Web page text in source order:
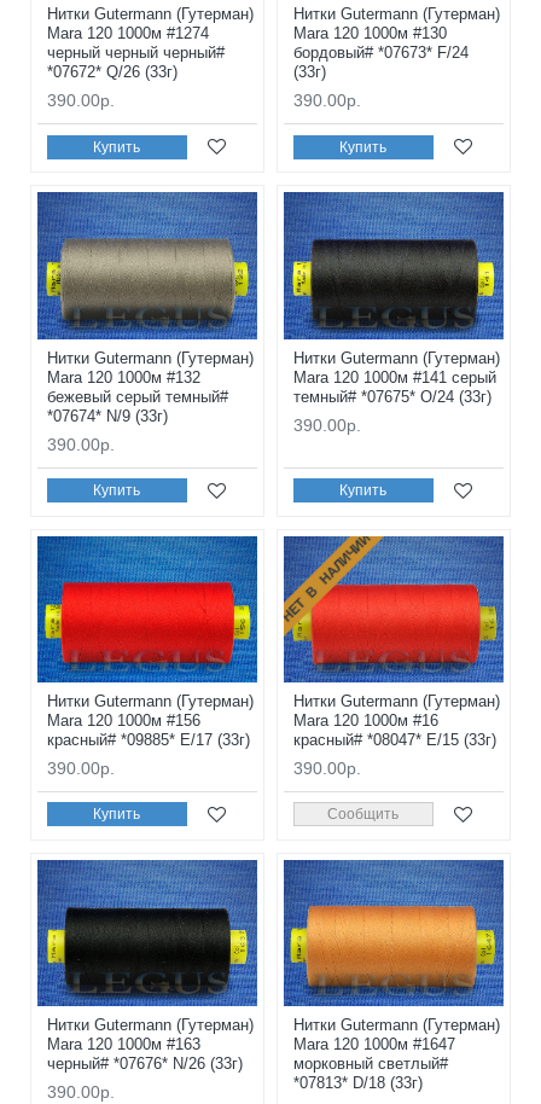
Нитки Gutermann (Гутерман)
Mara 120 1000м #1274
черный черный черный#
*07672* Q/26 (33г)
390.00р.
Купить
Нитки Gutermann (Гутерман)
Mara 120 1000м #130
бордовый# *07673* F/24
(33г)
390.00р.
Купить
Нитки Gutermann (Гутерман)
Mara 120 1000м #132
бежевый серый темный#
*07674* N/9 (33г)
390.00р.
Купить
Нитки Gutermann (Гутерман)
Mara 120 1000м #141 серый
темный# *07675* O/24 (33г)
390.00р.
Купить
Нитки Gutermann (Гутерман)
Mara 120 1000м #156
красный# *09885* E/17 (33г)
390.00р.
Купить
НЕТ В НАЛИЧИИ
Нитки Gutermann (Гутерман)
Mara 120 1000м #16
красный# *08047* E/15 (33г)
390.00р.
Сообщить
Нитки Gutermann (Гутерман)
Mara 120 1000м #163
черный# *07676* N/26 (33г)
390.00р.
Нитки Gutermann (Гутерман)
Mara 120 1000м #1647
морковный светлый#
*07813* D/18 (33г)